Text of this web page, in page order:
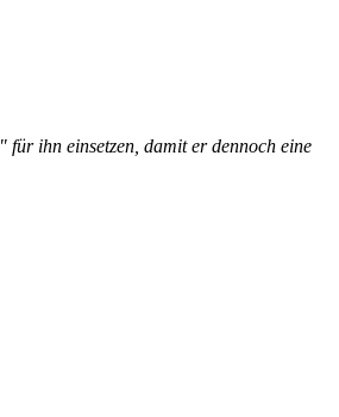
" für ihn einsetzen, damit er dennoch eine